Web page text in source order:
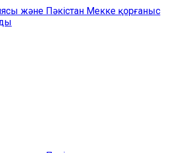
және Пәкістан Мекке қорғаныс